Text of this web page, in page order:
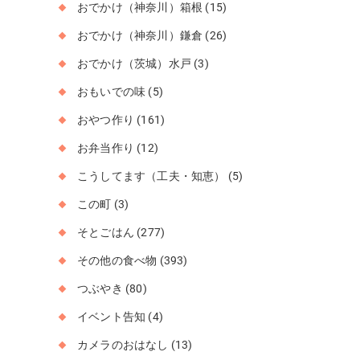
おでかけ（神奈川）箱根 (15)
おでかけ（神奈川）鎌倉 (26)
おでかけ（茨城）水戸 (3)
おもいでの味 (5)
おやつ作り (161)
お弁当作り (12)
こうしてます（工夫・知恵） (5)
この町 (3)
そとごはん (277)
その他の食べ物 (393)
つぶやき (80)
イベント告知 (4)
カメラのおはなし (13)